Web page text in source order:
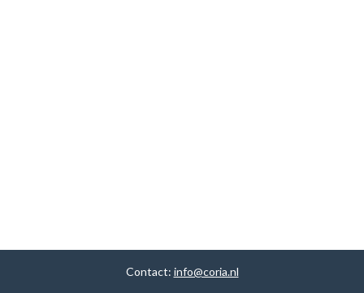
Contact: info@coria.nl